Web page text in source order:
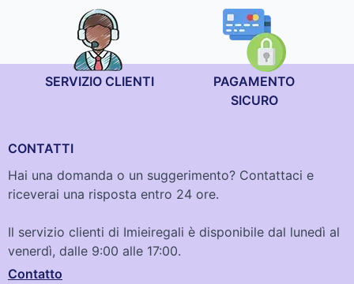
SERVIZIO CLIENTI
PAGAMENTO
SICURO
CONTATTI
Hai una domanda o un suggerimento? Contattaci e
riceverai una risposta entro 24 ore.
Il servizio clienti di Imieiregali è disponibile dal lunedì al
venerdì, dalle 9:00 alle 17:00.
Contatto